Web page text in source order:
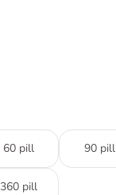
60 pill 90 pill
360 pill